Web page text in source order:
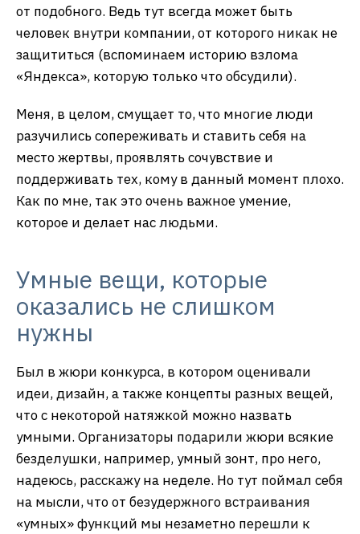
от подобного. Ведь тут всегда может быть
человек внутри компании, от которого никак не
защититься (вспоминаем историю взлома
«Яндекса», которую только что обсудили).
Меня, в целом, смущает то, что многие люди
разучились сопереживать и ставить себя на
место жертвы, проявлять сочувствие и
поддерживать тех, кому в данный момент плохо.
Как по мне, так это очень важное умение,
которое и делает нас людьми.
Умные вещи, которые
оказались не слишком
нужны
Был в жюри конкурса, в котором оценивали
идеи, дизайн, а также концепты разных вещей,
что с некоторой натяжкой можно назвать
умными. Организаторы подарили жюри всякие
безделушки, например, умный зонт, про него,
надеюсь, расскажу на неделе. Но тут поймал себя
на мысли, что от безудержного встраивания
«умных» функций мы незаметно перешли к